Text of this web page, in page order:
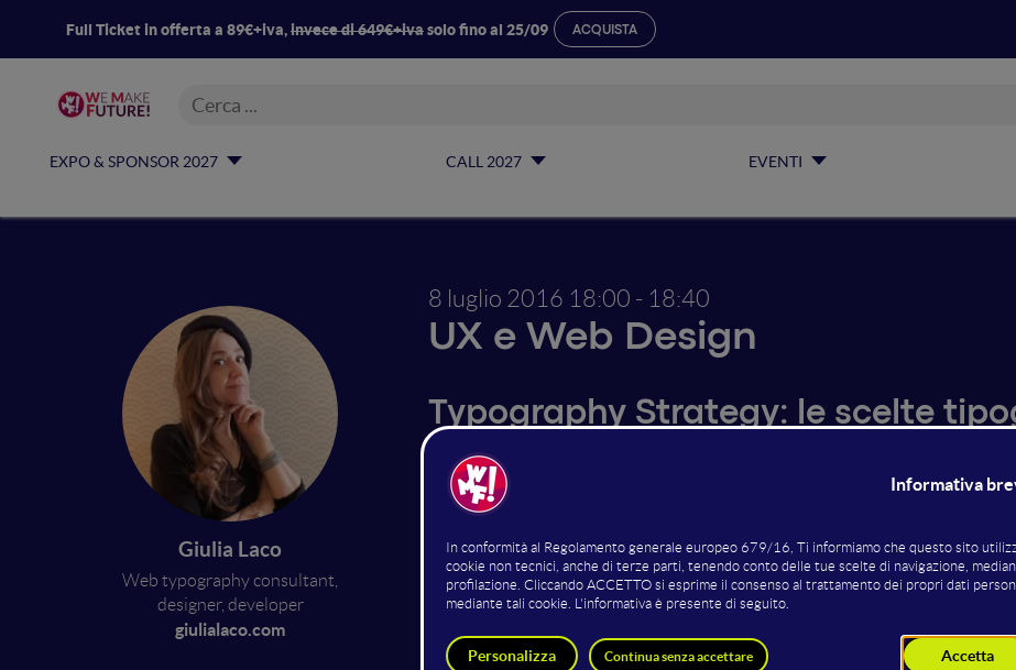
Full Ticket in offerta a 89€+iva,invece di 649€+ivasolo fino al 25/09 ACQUISTA
EXPO & SPONSOR 2027 CALL 2027 EVENTI
Giulia Laco
Web typography consultant,
designer, developer
giulialaco.com
8 luglio 2016 18:00 - 18:40
UX e Web Design
Typography Strategy: le scelte
strategico per il tuo progetto
Avere una strategia tipografica implica il poter governare con
contenuti attraverso i vari media. Per ottenerla occorre ottimizzare i
momenti, ruoli e competenze differenti. Excursus sui fattori